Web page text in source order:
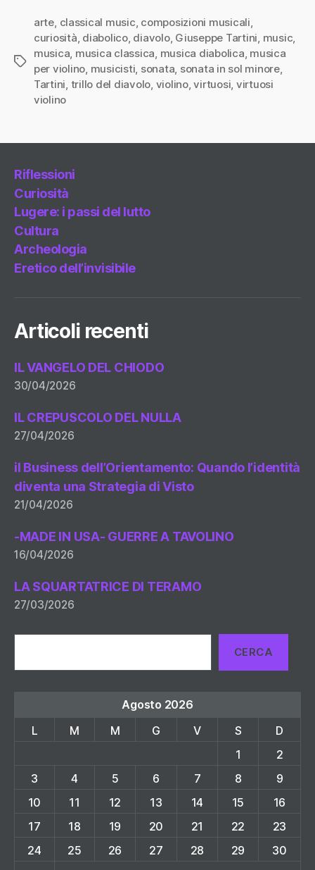
Tag
arte, classical music, composizioni musicali,
curiosità, diabolico, diavolo, Giuseppe Tartini, music,
musica, musica classica, musica diabolica, musica
per violino, musicisti, sonata, sonata in sol minore,
Tartini, trillo del diavolo, violino,virtuosi, virtuosi
violino
Riflessioni
Curiosità
Lugere: i passi del lutto
Cultura
Archeologia
Eretico dell’invisibile
Articoli recenti
IL VANGELO DEL CHIODO
30/04/2026
IL CREPUSCOLO DEL NULLA
27/04/2026
il Business dell’Orientamento: Quando l’identità
diventa una Strategia di Visto
21/04/2026
-MADE IN USA- GUERRE A TAVOLINO
16/04/2026
LA SQUARTATRICE DI TERAMO
27/03/2026
CERCA
Agosto 2026
L
M M G V S
D
1
2
3
4 5 6 7 8
9
10
11 12 13 14 15
16
17
18 19 20 21 22
23
24
25 26 27 28 29
30